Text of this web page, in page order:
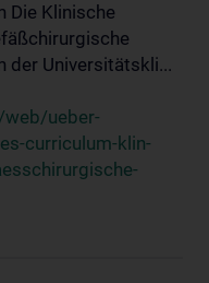
Die Klinische
der Universitätskli...
ueber-
curriculum-klin-